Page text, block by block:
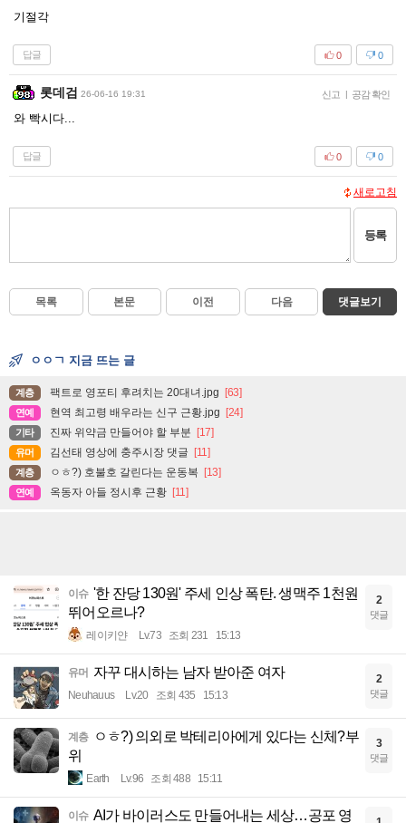
기절각
답글 0
0
롯데검 26-06-16 19:31 신고 | 공감 확인
와 빡시다...
답글 0
0
새로고침
등록
목록 본문 이전 다음 댓글보기
ㅇㅇㄱ 지금 뜨는 글
계층 팩트로 영포티 후려치는 20대녀.jpg [63]
연예 현역 최고령 배우라는 신구 근황.jpg [24]
기타 진짜 위약금 만들어야 할 부분 [17]
유머 김선태 영상에 충주시장 댓글 [11]
계층 ㅇㅎ?) 호불호 갈린다는 운동복 [13]
연예 옥동자 아들 정시후 근황 [11]
이슈 '한 잔당 130원' 주세 인상 폭탄. 생맥주 1천원
뛰어오르나?
레이키얀 Lv.73 조회 231 15:13
2
댓글
유머 자꾸 대시하는 남자 받아준 여자
Neuhauus Lv.20 조회 435 15:13
2
댓글
계층
ㅇㅎ?) 의외로 박테리아에게 있다는 신체?부
위
Earth Lv.96 조회 488 15:11
3
댓글
이슈 AI가 바이러스도 만들어내는 세상…공포 영